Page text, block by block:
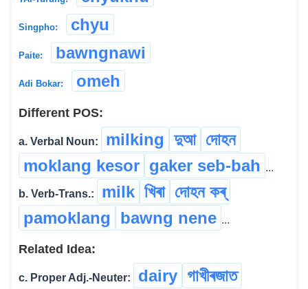
Singpho: chyu
Paite: bawngnawi
Adi Bokar: omeh
Different POS:
a. Verbal Noun: milking দুআ দোহন
moklang kesor gaker seb-bah ...
b. Verb-Trans.: milk খিৰা দোহন কৰ্
pamoklang
bawng nene ...
Related Idea:
c. Proper Adj.-Neuter: dairy গাখীৰজাত